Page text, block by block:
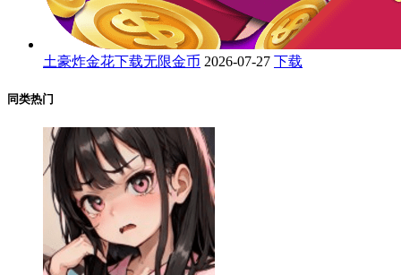
土豪炸金花下载无限金币 2026-07-27 下载
同类热门